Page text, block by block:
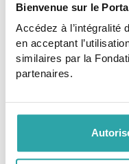
Bienvenue sur le
Accédez à l’intégralité
en acceptant
similaires par la
partenaires.
Copyright : Frizzzy
Pour aller plus